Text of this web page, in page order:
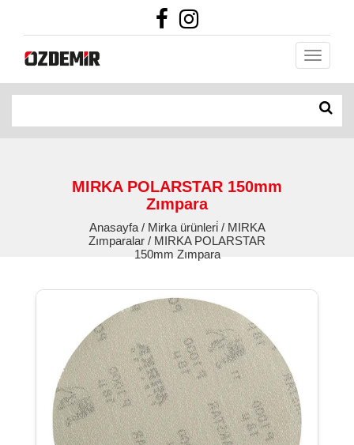
MIRKA POLARSTAR 150mm
Zımpara
Anasayfa / Mirka ürünleri̇ / MIRKA
Zımparalar / MIRKA POLARSTAR
150mm Zımpara